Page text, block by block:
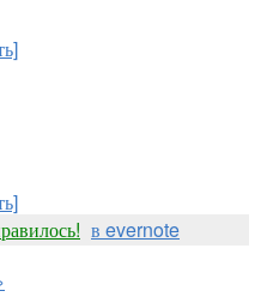
в evernote